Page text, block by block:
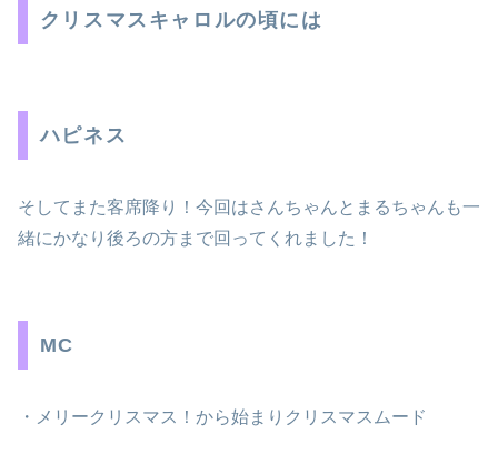
クリスマスキャロルの頃には
ハピネス
そしてまた客席降り！今回はさんちゃんとまるちゃんも一
緒にかなり後ろの方まで回ってくれました！
MC
・メリークリスマス！から始まりクリスマスムード